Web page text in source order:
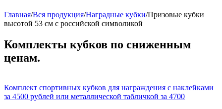
Главная/Вся продукция/Наградные кубки/Призовые кубки
высотой 53 см с российской символикой
Комплекты кубков по сниженным
ценам.
Комплект спортивных кубков для награждения с наклейками
за 4500 рублей или металлической табличкой за 4700